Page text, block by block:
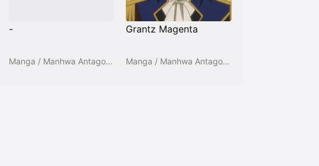
-
Manga / Manhwa Antagonists
Grantz Magenta
Manga / Manhwa Antagonists